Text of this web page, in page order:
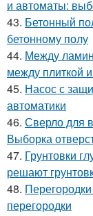
и автоматы:
43. Бетонный
бетонному полу
44. Между
между плиткой
45. Насос с
автоматики
46. Сверло для
Выборка
47. Грунтовки
решают
48.
перегородки